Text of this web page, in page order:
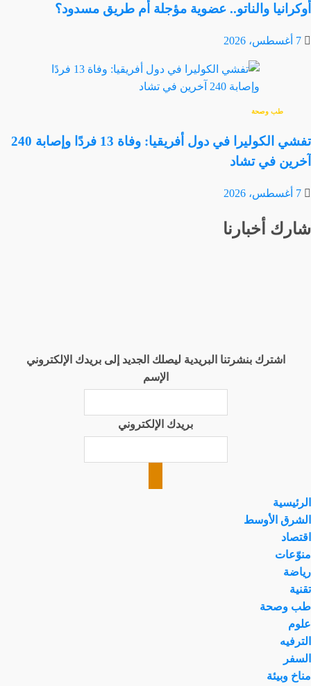
أوكرانيا والناتو.. عضوية مؤجلة أم طريق مسدود؟
7 أغسطس، 2026
طب وصحة
تفشي الكوليرا في دول أفريقيا: وفاة 13 فردًا وإصابة 240
آخرين في تشاد
7 أغسطس، 2026
شارك أخبارنا
اشترك بنشرتنا البريدية ليصلك الجديد إلى بريدك الإلكتروني
الإسم
بريدك الإلكتروني
الرئيسية
الشرق الأوسط
اقتصاد
منوّعات
رياضة
تقنية
طب وصحة
علوم
الترفيه
السفر
مناخ وبيئة